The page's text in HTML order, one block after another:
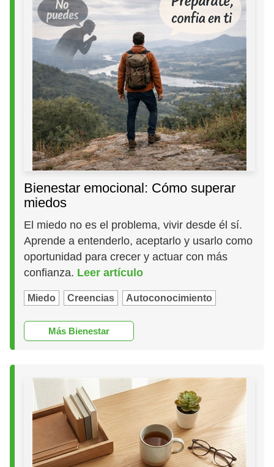
Bienestar emocional: Cómo superar
miedos
El miedo no es el problema, vivir desde él sí.
Aprende a entenderlo, aceptarlo y usarlo como
oportunidad para crecer y actuar con más
confianza. Leer artículo
Miedo Creencias Autoconocimiento
Más Bienestar